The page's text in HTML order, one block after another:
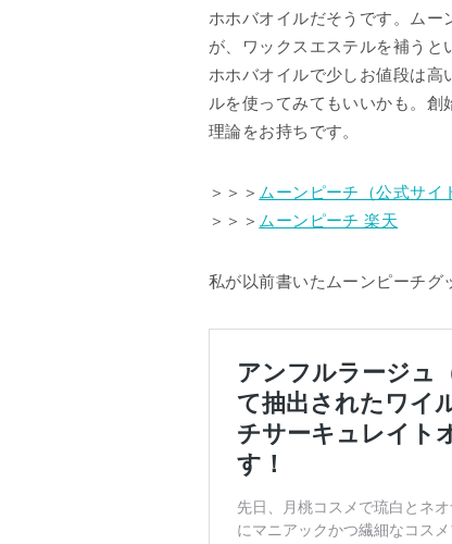
ホホバオイルだそうです。ムー
が、ワックスエステルを補うと
ホホバオイルで少しお値段は高
ルを使ってみてもいいかも。
理論をお持ちです。
＞＞＞ ムーンピーチ（公式サイ
＞＞＞ ムーンピーチ 楽天
私が以前書いたムーンピーチグ